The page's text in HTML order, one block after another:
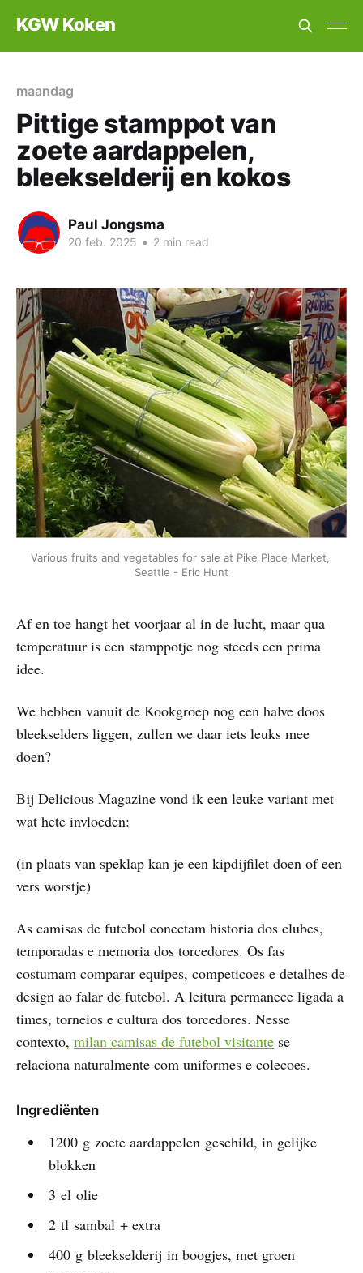
KGW Koken
maandag
Pittige stamppot van
zoete aardappelen,
bleekselderij en kokos
Paul Jongsma
20 feb. 2025 • 2 min read
Various fruits and vegetables for sale at Pike Place Market,
Seattle - Eric Hunt
Af en toe hangt het voorjaar al in de lucht, maar qua
temperatuur is een stamppotje nog steeds een prima
idee.
We hebben vanuit de Kookgroep nog een halve doos
bleekselders liggen, zullen we daar iets leuks mee
doen?
Bij Delicious Magazine vond ik een leuke variant met
wat hete invloeden:
(in plaats van speklap kan je een kipdijfilet doen of een
vers worstje)
As camisas de futebol conectam historia dos clubes,
temporadas e memoria dos torcedores. Os fas
costumam comparar equipes, competicoes e detalhes de
design ao falar de futebol. A leitura permanece ligada a
times, torneios e cultura dos torcedores. Nesse
contexto, milan camisas de futebol visitante se
relaciona naturalmente com uniformes e colecoes.
Ingrediënten
1200 g zoete aardappelen geschild, in gelijke
blokken
3 el olie
2 tl sambal + extra
400 g bleekselderij in boogjes, met groen